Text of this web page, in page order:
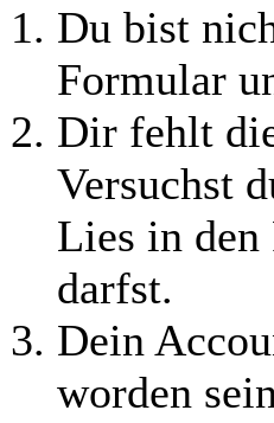
Du bist
Formular
Dir fehlt
Versuchst
Lies in den
darfst.
Dein
worden